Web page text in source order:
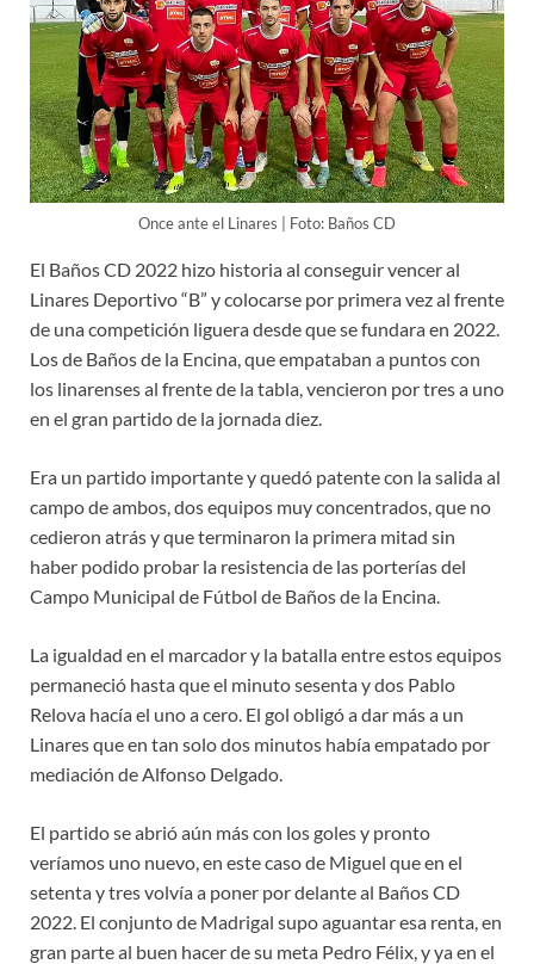
Once ante el Linares | Foto: Baños CD
El Baños CD 2022 hizo historia al conseguir vencer al
Linares Deportivo “B” y colocarse por primera vez al frente
de una competición liguera desde que se fundara en 2022.
Los de Baños de la Encina, que empataban a puntos con
los linarenses al frente de la tabla, vencieron por tres a uno
en el gran partido de la jornada diez.
Era un partido importante y quedó patente con la salida al
campo de ambos, dos equipos muy concentrados, que no
cedieron atrás y que terminaron la primera mitad sin
haber podido probar la resistencia de las porterías del
Campo Municipal de Fútbol de Baños de la Encina.
La igualdad en el marcador y la batalla entre estos equipos
permaneció hasta que el minuto sesenta y dos Pablo
Relova hacía el uno a cero. El gol obligó a dar más a un
Linares que en tan solo dos minutos había empatado por
mediación de Alfonso Delgado.
El partido se abrió aún más con los goles y pronto
veríamos uno nuevo, en este caso de Miguel que en el
setenta y tres volvía a poner por delante al Baños CD
2022. El conjunto de Madrigal supo aguantar esa renta, en
gran parte al buen hacer de su meta Pedro Félix, y ya en el